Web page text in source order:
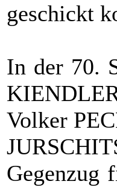
geschickt
In der 70.
Volker
Gegenzug